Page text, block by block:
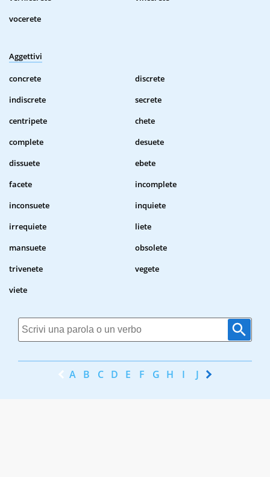
vocerete
Aggettivi
concrete
discrete
indiscrete
secrete
centripete
chete
complete
desuete
dissuete
ebete
facete
incomplete
inconsuete
inquiete
irrequiete
liete
mansuete
obsolete
trivenete
vegete
viete
A B C D E F G H I J K